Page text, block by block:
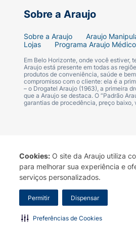
Cookies: O site da Araujo utiliza
para melhorar sua experiência e
serviços personalizados.
Permitir Dispensar
Preferências de Cookies
Indicação:Para
Diferenciais:
Conteúdo:75ml /
Sobre a Araujo
Sobre a Araujo Araujo
Lojas
Programa Araujo Médico
Em Belo Horizonte, onde você estiver,
Araujo está presente em todas as
produtos de conveniência, saúde e
compromisso com o cliente: ela é a
– o Drogatel Araujo (1963), a primeira
que a Araujo se destaca. O “Padrão
garantias de procedência, preço baixo,
Termo de Uso Portal da
A Drogaria Araujo S/A informa que o
marca. Para sua segurança
Araujo S.A. Em caso de dúvidas,
Razão Social: Drogaria Araujo S.A |
0300.313.1010 e (31) 3270-5000